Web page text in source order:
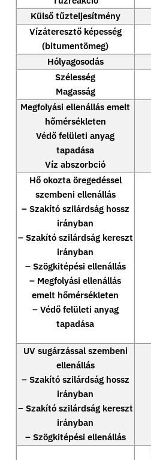
Külső tűzteljesítmény
Vízáteresztő képesség
(bitumentömeg)
Hólyagosodás
Szélesség
Magasság
Megfolyási ellenállás emelt
hőmérsékleten
Védő felületi anyag
tapadása
Víz abszorbció
Hő okozta öregedéssel
szembeni ellenállás
– Szakító szilárdság hossz
irányban
– Szakító szilárdság kereszt
irányban
– Szögkitépési ellenállás
– Megfolyási ellenállás
emelt hőmérsékleten
– Védő felületi anyag
tapadása
UV sugárzással szembeni
ellenállás
– Szakító szilárdság hossz
irányban
– Szakító szilárdság kereszt
irányban
– Szögkitépési ellenállás